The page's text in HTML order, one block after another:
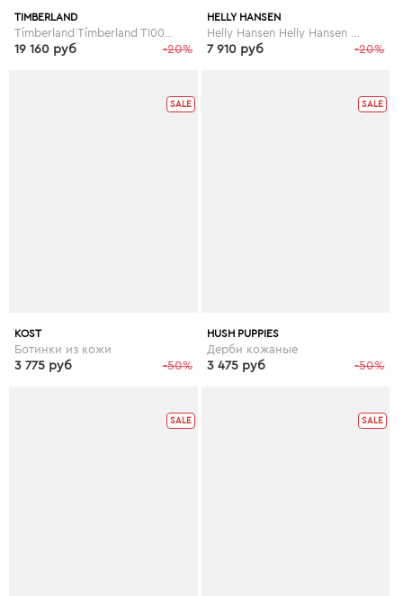
TIMBERLAND
-20%
19 160 руб
HELLY HANSEN
-20%
7 910 руб
SALE
KOST
Ботинки из кожи
-50%
3 775 руб
SALE
HUSH PUPPIES
Дерби кожаные
-50%
3 475 руб
SALE SALE